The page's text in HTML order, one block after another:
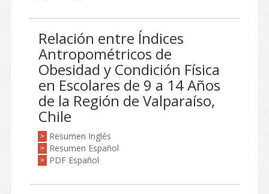
Relación entre Índices
Antropométricos de
Obesidad y Condición Física
en Escolares de 9 a 14 Años
de la Región de Valparaíso,
Chile
> Resumen Inglés
> Resumen Español
> PDF Español